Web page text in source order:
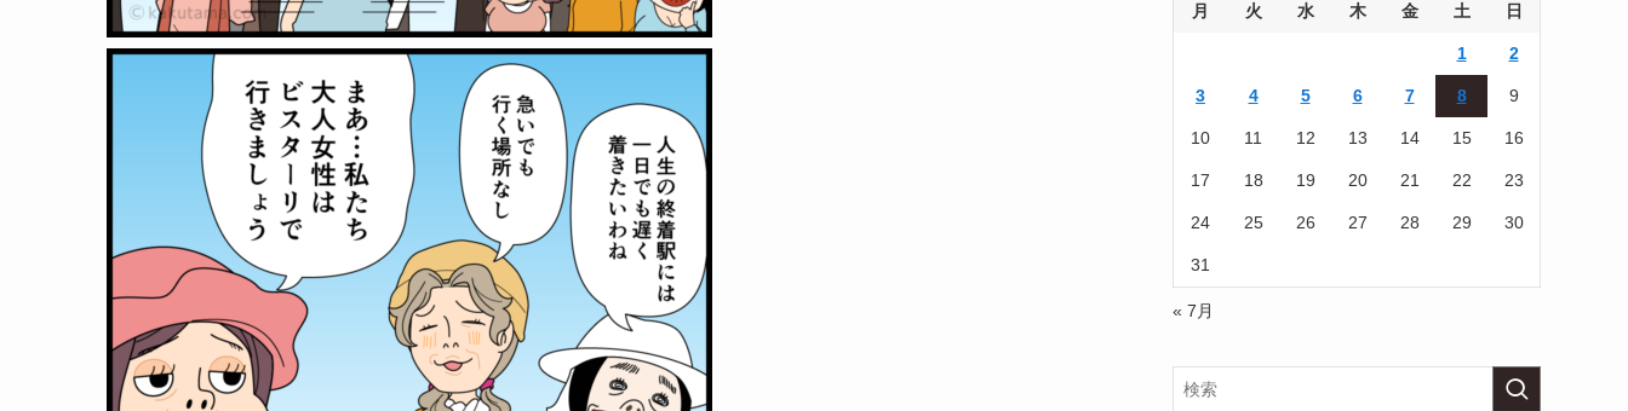
月 火 水 木 金 土 日
1 2
3 4 5 6 7 8 9
10 11 12 13 14 15 16
17 18 19 20 21 22 23
24 25 26 27 28 29 30
31
« 7月